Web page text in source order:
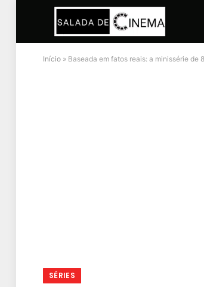
Início » Baseada em fatos reais: a minissérie
SÉRIES